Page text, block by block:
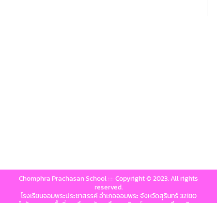
Chomphra Prachasan School :::: Copyright © 2023. All rights
reserved.
โรงเรียนจอมพระประชาสรรค์ อำเภอจอมพระ จังหวัดสุรินทร์ 32180